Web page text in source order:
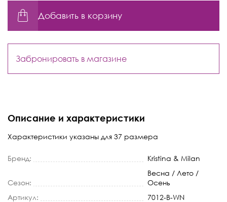
Добавить в корзину
Забронировать в магазине
Описание и характеристики
Характеристики указаны для 37 размера
Бренд: Kristina & Milan
Сезон:
Весна / Лето /
Осень
Артикул:
7012-B-WN